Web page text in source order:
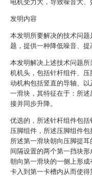
电机受力大，导致噪音大、
发明内容
本发明所要解决的技术问
题，提供一种降低噪音、提
本发明解决上述技术问题
机机头，包括针杆组件、
动机构包括竖直的导轴、
一滑块，其特征在于：所
接并同步升降。
优选的，所述针杆组件包
压脚组件，所述压脚组件包
所述第一滑块朝向压脚提
间隔设置的两个第一挡块
朝向第一滑块的一侧上形
卡入到第一卡槽内从而使